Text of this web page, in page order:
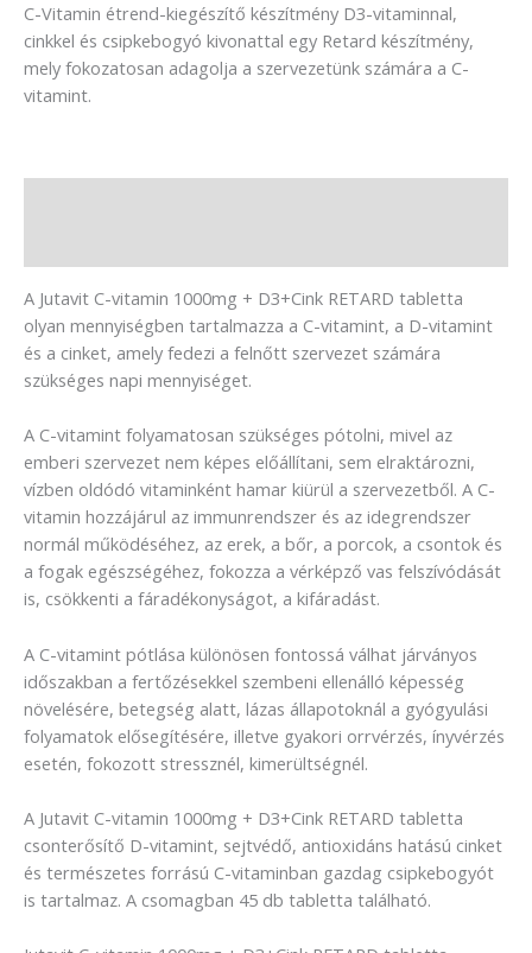
C-Vitamin étrend-kiegészítő készítmény D3-vitaminnal,
cinkkel és csipkebogyó kivonattal egy Retard készítmény,
mely fokozatosan adagolja a szervezetünk számára a C-
vitamint.
A Jutavit C-vitamin 1000mg + D3+Cink RETARD tabletta
olyan mennyiségben tartalmazza a C-vitamint, a D-vitamint
és a cinket, amely fedezi a felnőtt szervezet számára
szükséges napi mennyiséget.
A C-vitamint folyamatosan szükséges pótolni, mivel az
emberi szervezet nem képes előállítani, sem elraktározni,
vízben oldódó vitaminként hamar kiürül a szervezetből. A C-
vitamin hozzájárul az immunrendszer és az idegrendszer
normál működéséhez, az erek, a bőr, a porcok, a csontok és
a fogak egészségéhez, fokozza a vérképző vas felszívódását
is, csökkenti a fáradékonyságot, a kifáradást.
A C-vitamint pótlása különösen fontossá válhat járványos
időszakban a fertőzésekkel szembeni ellenálló képesség
növelésére, betegség alatt, lázas állapotoknál a gyógyulási
folyamatok elősegítésére, illetve gyakori orrvérzés, ínyvérzés
esetén, fokozott stressznél, kimerültségnél.
A Jutavit C-vitamin 1000mg + D3+Cink RETARD tabletta
csonterősítő D-vitamint, sejtvédő, antioxidáns hatású cinket
és természetes forrású C-vitaminban gazdag csipkebogyót
is tartalmaz. A csomagban 45 db tabletta található.